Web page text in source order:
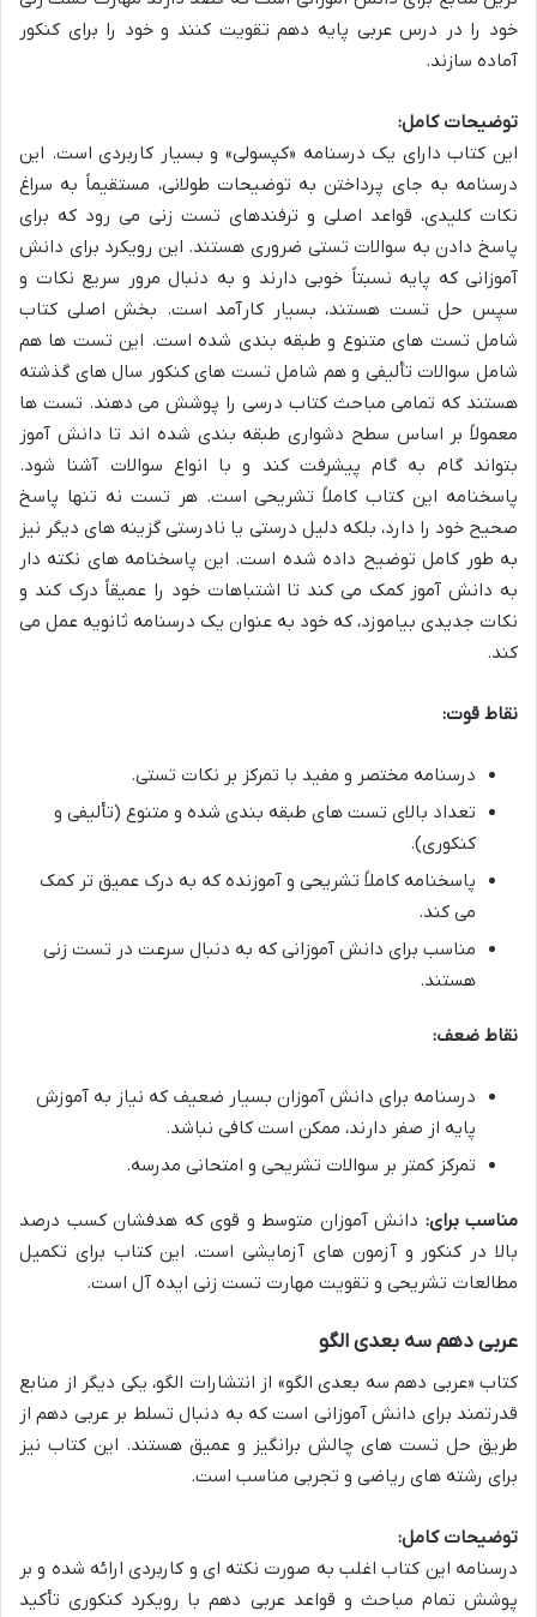
خود را در درس عربی پایه دهم تقویت کنند و خود را برای کنکور
آماده سازند.
توضیحات کامل:
این کتاب دارای یک درسنامه «کپسولی» و بسیار کاربردی است. این
درسنامه به جای پرداختن به توضیحات طولانی، مستقیماً به سراغ
نکات کلیدی، قواعد اصلی و ترفندهای تست زنی می رود که برای
پاسخ دادن به سوالات تستی ضروری هستند. این رویکرد برای دانش
آموزانی که پایه نسبتاً خوبی دارند و به دنبال مرور سریع نکات و
سپس حل تست هستند، بسیار کارآمد است. بخش اصلی کتاب
شامل تست های متنوع و طبقه بندی شده است. این تست ها هم
شامل سوالات تألیفی و هم شامل تست های کنکور سال های گذشته
هستند که تمامی مباحث کتاب درسی را پوشش می دهند. تست ها
معمولاً بر اساس سطح دشواری طبقه بندی شده اند تا دانش آموز
بتواند گام به گام پیشرفت کند و با انواع سوالات آشنا شود.
پاسخنامه این کتاب کاملاً تشریحی است. هر تست نه تنها پاسخ
صحیح خود را دارد، بلکه دلیل درستی یا نادرستی گزینه های دیگر نیز
به طور کامل توضیح داده شده است. این پاسخنامه های نکته دار
به دانش آموز کمک می کند تا اشتباهات خود را عمیقاً درک کند و
نکات جدیدی بیاموزد، که خود به عنوان یک درسنامه ثانویه عمل می
کند.
نقاط قوت:
درسنامه مختصر و مفید با تمرکز بر نکات تستی.
تعداد بالای تست های طبقه بندی شده و متنوع (تألیفی و
کنکوری).
پاسخنامه کاملاً تشریحی و آموزنده که به درک عمیق تر کمک
می کند.
مناسب برای دانش آموزانی که به دنبال سرعت در تست زنی
هستند.
نقاط ضعف:
درسنامه برای دانش آموزان بسیار ضعیف که نیاز به آموزش
پایه از صفر دارند، ممکن است کافی نباشد.
تمرکز کمتر بر سوالات تشریحی و امتحانی مدرسه.
مناسب برای: دانش آموزان متوسط و قوی که هدفشان کسب درصد
بالا در کنکور و آزمون های آزمایشی است. این کتاب برای تکمیل
مطالعات تشریحی و تقویت مهارت تست زنی ایده آل است.
عربی دهم سه بعدی الگو
کتاب «عربی دهم سه بعدی الگو» از انتشارات الگو، یکی دیگر از منابع
قدرتمند برای دانش آموزانی است که به دنبال تسلط بر عربی دهم از
طریق حل تست های چالش برانگیز و عمیق هستند. این کتاب نیز
برای رشته های ریاضی و تجربی مناسب است.
توضیحات کامل:
درسنامه این کتاب اغلب به صورت نکته ای و کاربردی ارائه شده و بر
پوشش تمام مباحث و قواعد عربی دهم با رویکرد کنکوری تأکید